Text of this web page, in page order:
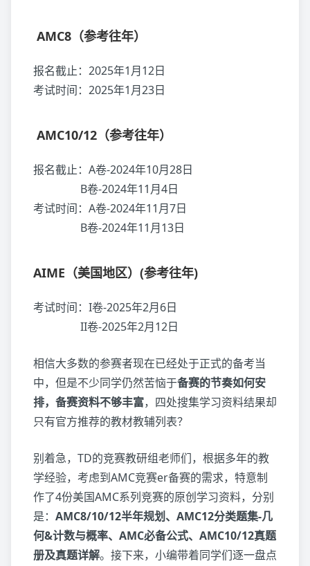
AMC8（参考往年）
报名截止：2025年1月12日
考试时间：2025年1月23日
AMC10/12（参考往年）
报名截止：A卷-2024年10月28日
B卷-2024年11月4日
考试时间：A卷-2024年11月7日
B卷-2024年11月13日
AIME（美国地区）(参考往年)
考试时间：I卷-2025年2月6日
II卷-2025年2月12日
相信大多数的参赛者现在已经处于正式的备考当
中，但是不少同学仍然苦恼于备赛的节奏如何安
排，备赛资料不够丰富，四处搜集学习资料结果却
只有官方推荐的教材教辅列表？
别着急，TD的竞赛教研组老师们，根据多年的教
学经验，考虑到AMC竞赛er备赛的需求，特意制
作了4份美国AMC系列竞赛的原创学习资料，分别
是： AMC8/10/12半年规划、AMC12分类题集-几
何&计数与概率、AMC必备公式、AMC10/12真题
册及真题详解。接下来，小编带着同学们逐一盘点